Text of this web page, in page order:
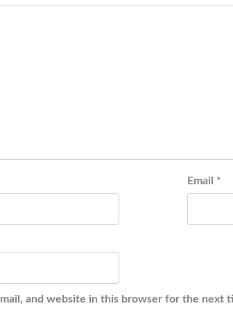
Email *
and website in this browser for the next